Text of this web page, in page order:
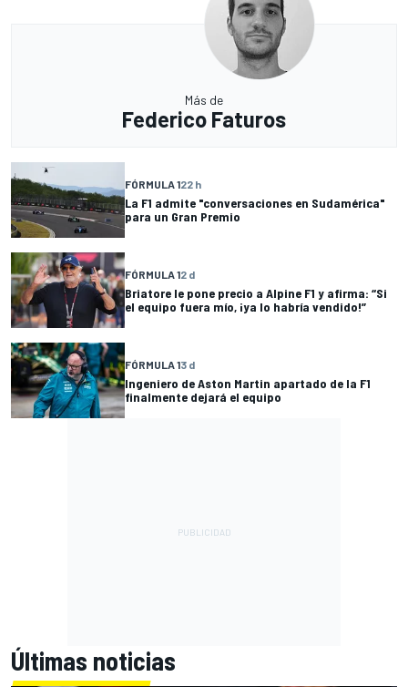
Más de
Federico Faturos
FÓRMULA 122 h
La F1 admite "conversaciones en Sudamérica"
para un Gran Premio
FÓRMULA 12 d
Briatore le pone precio a Alpine F1 y afirma: “Si
el equipo fuera mío, ¡ya lo habría vendido!”
FÓRMULA 13 d
Ingeniero de Aston Martin apartado de la F1
finalmente dejará el equipo
Últimas noticias